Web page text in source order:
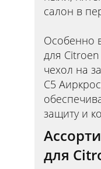
салон в
Особенно
для
чехол на
С5
защиту и
для